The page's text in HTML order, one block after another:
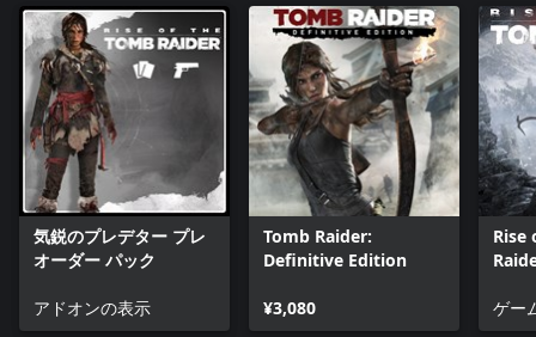
気鋭のプレデター プレ
オーダー パック
アドオンの表示
Tomb Raider:
Definitive Edition
¥3,080
Rise
ゲー